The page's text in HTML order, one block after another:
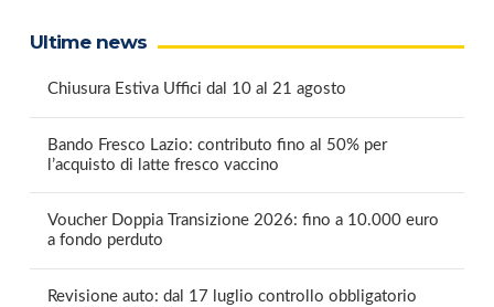
Ultime news
Chiusura Estiva Uffici dal 10 al 21 agosto
Bando Fresco Lazio: contributo fino al 50% per
l’acquisto di latte fresco vaccino
Voucher Doppia Transizione 2026: fino a 10.000 euro
a fondo perduto
Revisione auto: dal 17 luglio controllo obbligatorio